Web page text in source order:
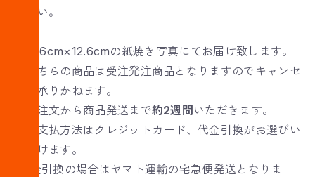
ださい。
・17.6cm×12.6cmの紙焼き写真にてお届け致します。
・こちらの商品は受注発注商品となりますのでキャンセ
ルは承りかねます。
・ご注文から商品発送まで約2週間いただきます。
※お支払方法はクレジットカード、代金引換がお選びい
ただけます。
(代金引換の場合はヤマト運輸の宅急便発送となりま